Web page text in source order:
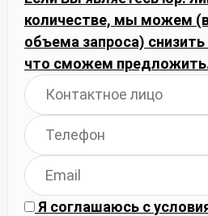
количестве, мы можем
объема запроса)
что сможем
Я соглашаюсь с